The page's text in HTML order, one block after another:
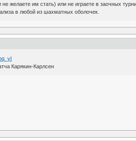
желаете им стать) или не играете в заочных
в любой из шахматных оболочек.
Карякин-Карлсен